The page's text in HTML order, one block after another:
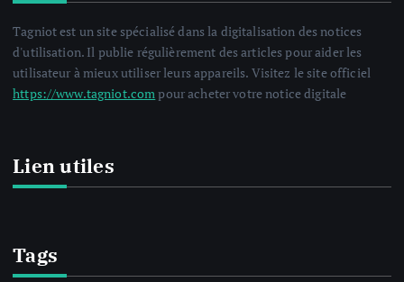
Tagniot est un site spécialisé dans la digitalisation des notices
d'utilisation. Il publie régulièrement des articles pour aider les
utilisateur à mieux utiliser leurs appareils. Visitez le site officiel
https://www.tagniot.com pour acheter votre notice digitale
Lien utiles
Tags